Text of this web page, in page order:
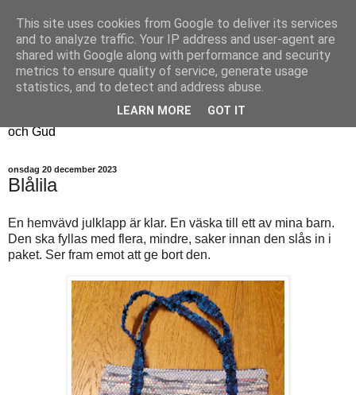
Fyren
Fyren finns för att sprida ljus i mörkret
För att påminna om guldkanterna i tillvaron
Här samsas jakt, hantverk, odling, och andra tankar om livet
och Gud
onsdag 20 december 2023
Blålila
En hemvävd julklapp är klar. En väska till ett av mina barn.
Den ska fyllas med flera, mindre, saker innan den slås in i
paket. Ser fram emot att ge bort den.
This site uses cookies from Google to deliver its services
and to analyze traffic. Your IP address and user-agent are
shared with Google along with performance and security
metrics to ensure quality of service, generate usage
statistics, and to detect and address abuse.
LEARN MORE GOT IT